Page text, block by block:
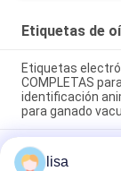
Etiquetas de
Etiquetas
COMPLETAS
identificación
para ganado
Etiquetas
ganado y de
lisa